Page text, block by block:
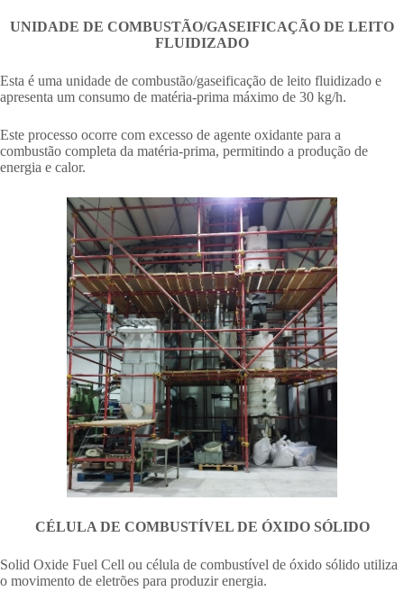
UNIDADE DE COMBUSTÃO/GASEIFICAÇÃO DE LEITO
FLUIDIZADO
Esta é uma unidade de combustão/gaseificação de leito fluidizado e
apresenta um consumo de matéria-prima máximo de 30 kg/h.
Este processo ocorre com excesso de agente oxidante para a
combustão completa da matéria-prima, permitindo a produção de
energia e calor.
CÉLULA DE COMBUSTÍVEL DE ÓXIDO SÓLIDO
Solid Oxide Fuel Cell ou célula de combustível de óxido sólido utiliza
o movimento de eletrões para produzir energia.